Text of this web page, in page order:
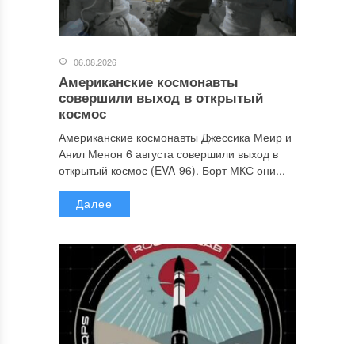
06.08.2026
Американские космонавты
совершили выход в открытый
космос
Американские космонавты Джессика Меир и
Анил Менон 6 августа совершили выход в
открытый космос (EVA-96). Борт МКС они...
Далее